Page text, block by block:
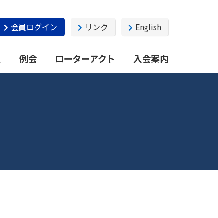
会員ログイン リンク English
例会 ローターアクト 入会案内